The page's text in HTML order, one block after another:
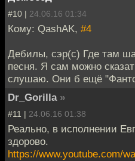
#10 | 24.06.16 01:34
Кому: QashAK, #4
Дебилы, сэр(с) Где там
песня. Я сам можно
слушаю. Они б ещё
Dr_Gorilla »
#11 | 24.06.16 01:38
Реально, в исполнении
здорово.
https://www.youtube.com/